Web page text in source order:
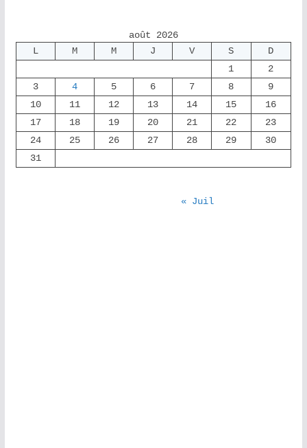
août 2026
L
M M J V S
D
1
2
3
4 5 6 7 8
9
10
11 12 13 14 15
16
17
18 19 20 21 22
23
24
25 26 27 28 29
30
31
« Juil